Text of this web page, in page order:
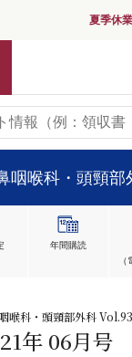
夏季休
咽喉科・頭頸部
年間購読
喉科・頭頸部外科
年 06月号